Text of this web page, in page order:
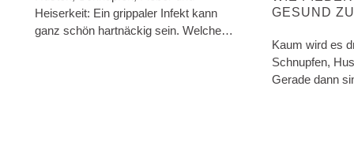
Heiserkeit: Ein grippaler Infekt kann
ganz schön hartnäckig sein. Welche
GESUND
Kaum wird es
Schnupfen,
Gerade dann